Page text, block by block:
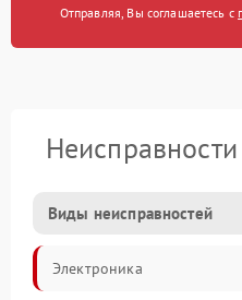
Отправляя, Вы соглашаетесь с
Виды неисправностей
Электроника